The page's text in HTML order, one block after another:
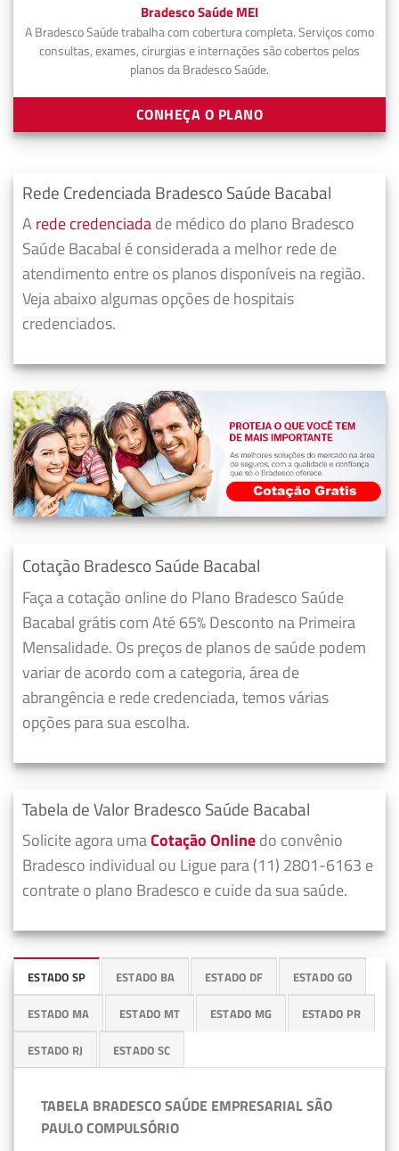
Bradesco Saúde MEI
A Bradesco Saúde trabalha com cobertura completa. Serviços como
consultas, exames, cirurgias e internações são cobertos pelos
planos da Bradesco Saúde.
CONHEÇA O PLANO
Rede Credenciada Bradesco Saúde Bacabal
A rede credenciadade médico do plano Bradesco
Saúde Bacabal é considerada a melhor rede de
atendimento entre os planos disponíveis na região.
Veja abaixo algumas opções de hospitais
credenciados.
Cotação Bradesco Saúde Bacabal
Faça a cotação online do Plano Bradesco Saúde
Bacabal grátis com Até 65% Desconto na Primeira
Mensalidade. Os preços de planos de saúde podem
variar de acordo com a categoria, área de
abrangência e rede credenciada, temos várias
opções para sua escolha.
Tabela de Valor Bradesco Saúde Bacabal
Solicite agora umaCotação Onlinedo convênio
Bradesco individual ou Ligue para (11) 2801-6163 e
contrate o plano Bradesco e cuide da sua saúde.
ESTADO SP ESTADO BA ESTADO DF ESTADO GO
ESTADO MA ESTADO MT ESTADO MG ESTADO PR
ESTADO RJ ESTADO SC
TABELA BRADESCO SAÚDE EMPRESARIAL SÃO
PAULO COMPULSÓRIO